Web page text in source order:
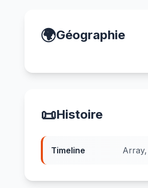
🌍Géographie
📜Histoire
Timeline